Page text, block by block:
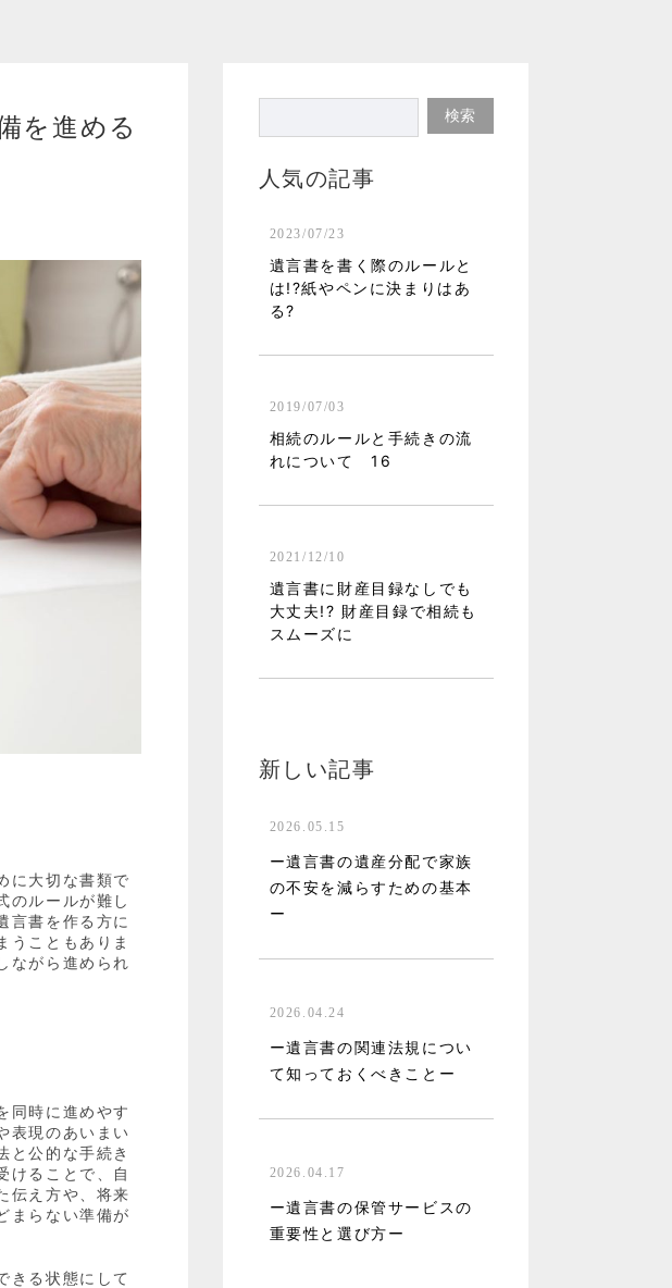
を進める
に大切な書類で
のルールが難し
言書を作る方に
うこともありま
ながら進められ
同時に進めやす
表現のあいまい
と公的な手続き
けることで、自
伝え方や、将来
まらない準備が
きる状態にして
人気の記事
2023/07/23
遺言書を書く際のルールと
は!?紙やペンに決まりはあ
る?
2019/07/03
相続のルールと手続きの流
れについて 16
2021/12/10
遺言書に財産目録なしでも
大丈夫!? 財産目録で相続も
スムーズに
新しい記事
2026.05.15
ー遺言書の遺産分配で家族
の不安を減らすための基本
ー
2026.04.24
ー遺言書の関連法規につい
て知っておくべきことー
2026.04.17
ー遺言書の保管サービスの
重要性と選び方ー